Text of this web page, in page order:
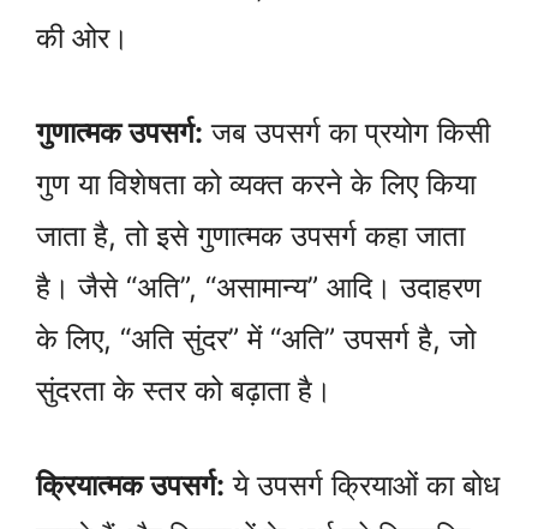
की ओर।
गुणात्मक उपसर्ग: जब उपसर्ग का प्रयोग किसी
गुण या विशेषता को व्यक्त करने के लिए किया
जाता है, तो इसे गुणात्मक उपसर्ग कहा जाता
है। जैसे “अति”, “असामान्य” आदि। उदाहरण
के लिए, “अति सुंदर” में “अति” उपसर्ग है, जो
सुंदरता के स्तर को बढ़ाता है।
क्रियात्मक उपसर्ग: ये उपसर्ग क्रियाओं का बोध